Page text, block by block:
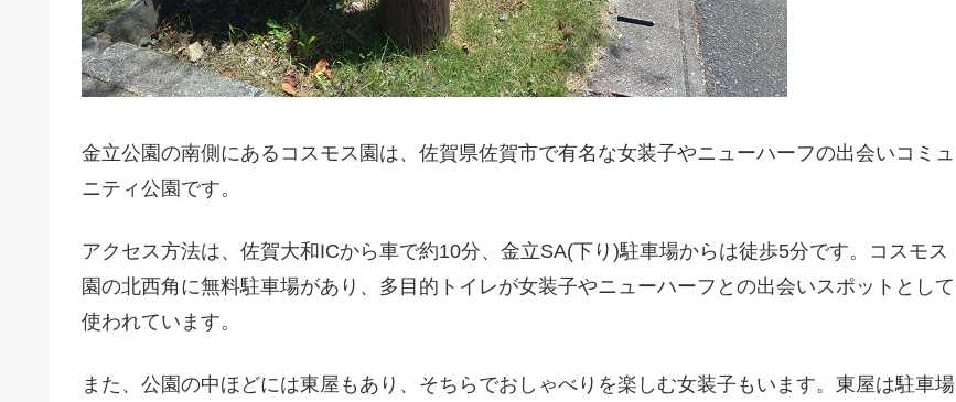
金立公園の南側にあるコスモス園は、佐賀県佐賀市で有名な女装子やニューハーフの出会いコミュ
ニティ公園です。
アクセス方法は、佐賀大和ICから車で約10分、金立SA(下り)駐車場からは徒歩5分です。コスモス
園の北西角に無料駐車場があり、多目的トイレが女装子やニューハーフとの出会いスポットとして
使われています。
また、公園の中ほどには東屋もあり、そちらでおしゃべりを楽しむ女装子もいます。東屋は駐車場